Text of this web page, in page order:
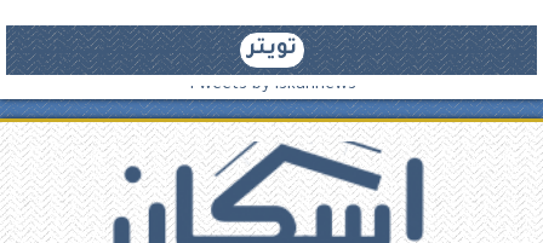
تويتر
Tweets by iskannews